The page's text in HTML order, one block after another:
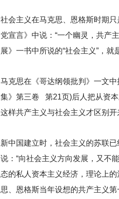
社会主义在马克思、恩格斯时期
党宣言》中说：“一个幽灵，共产
展》一书中所说的“社会主义”，就
马克思在《哥达纲领批判》一文
集》第三卷 第21页)后人把从资本
这样共产主义与社会主义才区别开
新中国建立时，社会主义的苏联
说：“向社会主义方向发展，又不
态的私人资本主义经济，理论上
思、恩格斯当年设想的共产主义